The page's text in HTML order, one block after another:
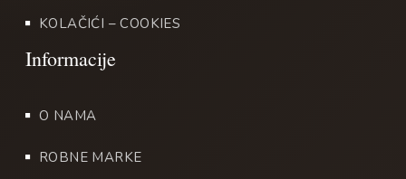
KOLAČIĆI – COOKIES
O NAMA
ROBNE MARKE